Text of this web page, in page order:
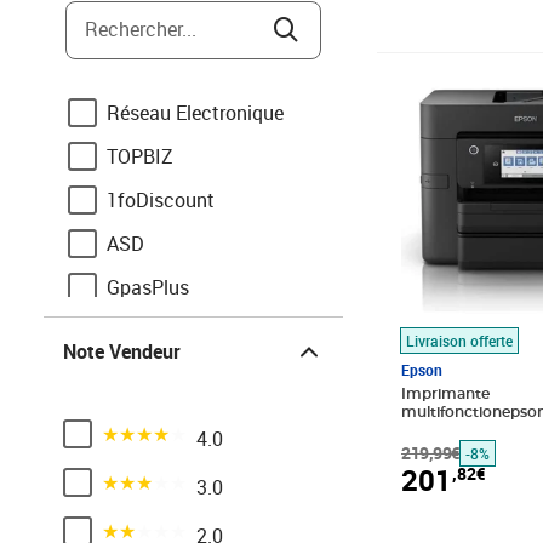
Polaroid
Ricoh
Rechercher...
Réseau Electronique
TOPBIZ
1foDiscount
ASD
GpasPlus
Note Vendeur
Noté 4 sur 54.0
Noté 3 sur 53.0
Noté 2 sur 52.0
Livraison offerte
Epson
Imprimante
219,99€
Prix barré
-8%
201 ,82€
Prix 201,82€